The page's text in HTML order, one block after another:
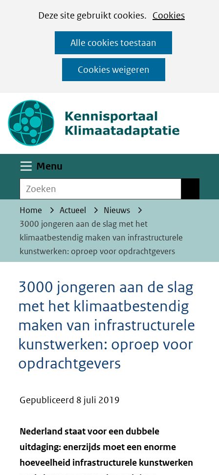
CookiesDeze site gebruikt cookies. Cookies
op
deze
website
worden
toegestaan
geweigerd.
Alle cookies toestaan
Cookies weigeren
Ga
naar
de
inhoud
Menu
Zoeken
Home Actueel
Nieuws
3000 jongeren aan de slag met het
klimaatbestendig maken van infrastructurele
kunstwerken: oproep voor opdrachtgevers
3000 jongeren aan de slag
met het klimaatbestendig
maken van infrastructurele
kunstwerken: oproep voor
opdrachtgevers
Gepubliceerd 8 juli 2019
Nederland staat voor een dubbele
uitdaging: enerzijds moet een enorme
hoeveelheid infrastructurele kunstwerken